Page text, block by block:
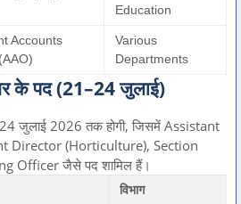
Education
Accounts
Various
Departments
के पद (21–24 जुलाई)
24 जुलाई 2026 तक होगी, जिसमें Assistant
Director (Horticulture), Section
Officer जैसे पद शामिल हैं।
विभाग